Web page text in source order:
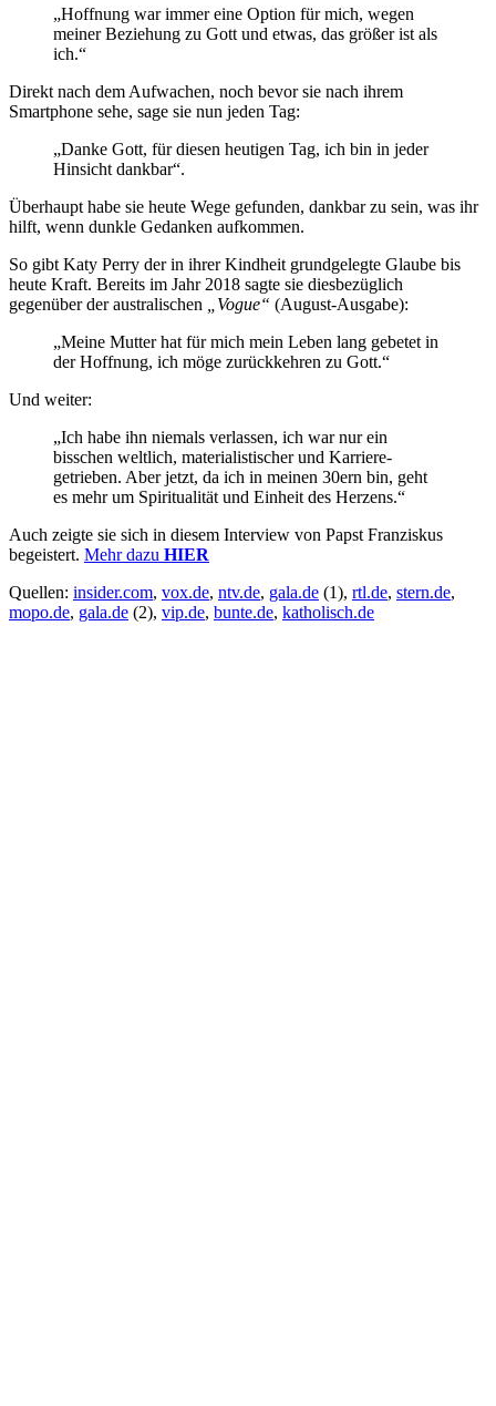
„Hoffnung war immer eine Option für mich, wegen
meiner Beziehung zu Gott und etwas, das größer ist als
ich.“
Direkt nach dem Aufwachen, noch bevor sie nach ihrem
Smartphone sehe, sage sie nun jeden Tag:
„Danke Gott, für diesen heutigen Tag, ich bin in jeder
Hinsicht dankbar“.
Überhaupt habe sie heute Wege gefunden, dankbar zu sein, was ihr
hilft, wenn dunkle Gedanken aufkommen.
So gibt Katy Perry der in ihrer Kindheit grundgelegte Glaube bis
heute Kraft. Bereits im Jahr 2018 sagte sie diesbezüglich
gegenüber der australischen
„Vogue“ (August-Ausgabe):
„Meine Mutter hat für mich mein Leben lang gebetet in
der Hoffnung, ich möge zurückkehren zu Gott.“
Und weiter:
„Ich habe ihn niemals verlassen, ich war nur ein
bisschen weltlich, materialistischer und Karriere-
getrieben. Aber jetzt, da ich in meinen 30ern bin, geht
es mehr um Spiritualität und Einheit des Herzens.“
Auch zeigte sie sich in diesem Interview von Papst Franziskus
begeistert. Mehr dazu HIER
Quellen: insider.com, vox.de, ntv.de, gala.de (1), rtl.de, stern.de,
mopo.de, gala.de (2), vip.de, bunte.de, katholisch.de